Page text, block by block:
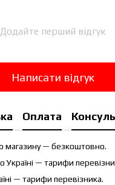
Додайте перший відгук
Написати відгук
Оплата
магазину — безкоштовно.
— тарифи
— тарифи перевізника.